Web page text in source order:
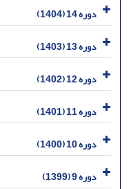
دوره 14 (1404)
دوره 13 (1403)
دوره 12 (1402)
دوره 11 (1401)
دوره 10 (1400)
دوره 9 (1399)